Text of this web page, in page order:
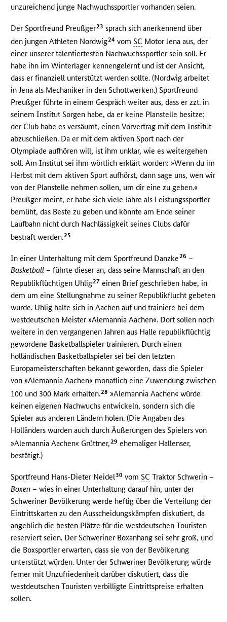
unzureichend junge Nachwuchssportler vorhanden seien.
Der Sportfreund Preußger23 sprach sich anerkennend über
den jungen Athleten Nordwig24 vomSC Motor Jena aus, der
einer unserer talentiertesten Nachwuchssportler sein soll. Er
habe ihn im Winterlager kennengelernt und ist der Ansicht,
dass er finanziell unterstützt werden sollte. (Nordwig arbeitet
in Jena als Mechaniker in den Schottwerken.) Sportfreund
Preußger führte in einem Gespräch weiter aus, dass er zzt. in
seinem Institut Sorgen habe, da er keine Planstelle besitze;
der Club habe es versäumt, einen Vorvertrag mit dem Institut
abzuschließen. Da er mit dem aktiven Sport nach der
Olympiade aufhören will, ist ihm unklar, wie es weitergehen
soll. Am Institut sei ihm wörtlich erklärt worden: »Wenn du im
Herbst mit dem aktiven Sport aufhörst, dann sage uns, wen wir
von der Planstelle nehmen sollen, um dir eine zu geben.«
Preußger meint, er habe sich viele Jahre als Leistungssportler
bemüht, das Beste zu geben und könnte am Ende seiner
Laufbahn nicht durch Nachlässigkeit seines Clubs dafür
bestraft werden.25
In einer Unterhaltung mit dem Sportfreund Danzke26 –
Basketball – führte dieser an, dass seine Mannschaft an den
Republikflüchtigen Uhlig27 einen Brief geschrieben habe, in
dem um eine Stellungnahme zu seiner Republikflucht gebeten
wurde. Uhlig halte sich in Aachen auf und trainiere bei dem
westdeutschen Meister »Alemannia Aachen«. Dort sollen noch
weitere in den vergangenen Jahren aus Halle republikflüchtig
gewordene Basketballspieler trainieren. Durch einen
holländischen Basketballspieler sei bei den letzten
Europameisterschaften bekannt geworden, dass die Spieler
von »Alemannia Aachen« monatlich eine Zuwendung zwischen
100 und 300 Mark erhalten.28 »Alemannia Aachen« würde
keinen eigenen Nachwuchs entwickeln, sondern sich die
Spieler aus anderen Ländern holen. (Die Angaben des
Holländers wurden auch durch Äußerungen des Spielers von
»Alemannia Aachen« Grüttner,29 ehemaliger Hallenser,
bestätigt.)
Sportfreund Hans-Dieter Neidel30 vomSC Traktor Schwerin –
Boxen – wies in einer Unterhaltung darauf hin, unter der
Schweriner Bevölkerung werde heftig über die Verteilung der
Eintrittskarten zu den Ausscheidungskämpfen diskutiert, da
angeblich die besten Plätze für die westdeutschen Touristen
reserviert seien. Der Schweriner Boxanhang sei sehr groß, und
die Boxsportler erwarten, dass sie von der Bevölkerung
unterstützt würden. Unter der Schweriner Bevölkerung würde
ferner mit Unzufriedenheit darüber diskutiert, dass die
westdeutschen Touristen verbilligte Eintrittspreise erhalten
sollen.